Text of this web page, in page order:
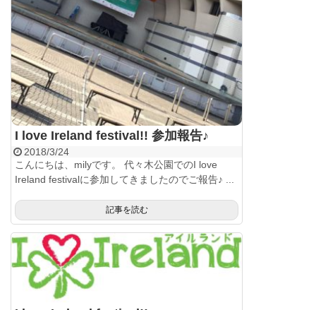
I love Ireland festival!! 参加報告♪
2018/3/24
こんにちは、milyです。 代々木公園でのI love
Ireland festivalに参加してきましたのでご報告♪ ...
記事を読む